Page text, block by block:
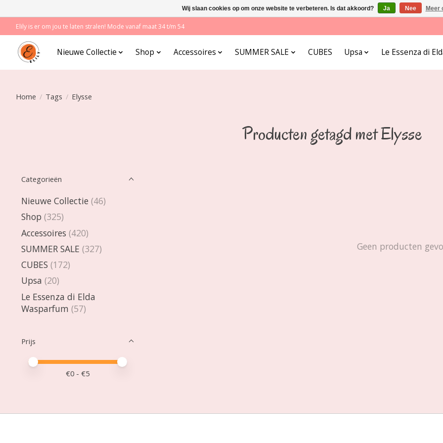
Elily is er om jou te laten stralen! Mode vanaf maat 34 t/m 54
Nieuwe Collectie Shop Accessoires SUMMER SALE CUBES Upsa Le Essenza di
Home / Tags / Elysse
Producten getagd met Elysse
Categorieën
Nieuwe Collectie (46)
Shop (325)
Accessoires (420)
SUMMER SALE (327)
CUBES (172)
Upsa (20)
Le Essenza di Elda
Wasparfum (57)
Prijs
Minimale prijswaarde
Price maximum value
€0 - €5
Geen producten
Wij slaan cookies op om onze website te verbeteren. Is dat akkoord? Ja Nee Meer